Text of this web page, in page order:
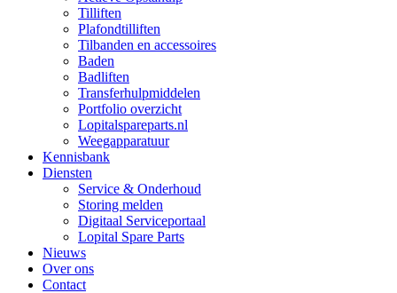
Tilliften
Plafondtilliften
Tilbanden en accessoires
Baden
Badliften
Transferhulpmiddelen
Portfolio overzicht
Lopitalspareparts.nl
Weegapparatuur
Kennisbank
Diensten
Service & Onderhoud
Storing melden
Digitaal Serviceportaal
Lopital Spare Parts
Nieuws
Over ons
Contact